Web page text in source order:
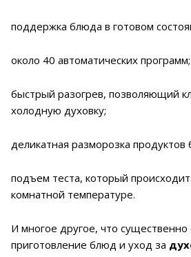
поддержка блюда в готовом
около 40 автоматических программ;
быстрый разогрев, позволяющий
холодную духовку;
деликатная разморозка
подъем теста, который
комнатной температуре.
И многое другое, что существенно
приготовление блюд и уход за